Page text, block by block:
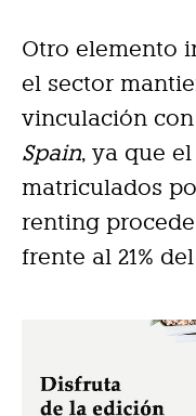
Otro elemento
el sector
vinculación
Spain, ya que el
matriculados
renting
frente al 21%